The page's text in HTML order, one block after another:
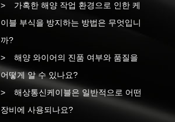
가혹한 해양 작업 환경으로 인한 케
이블 부식을 방지하는 방법은 무엇입니
까?
해양 와이어의 진품 여부와 품질을
어떻게 알 수 있나요?
해상통신케이블은 일반적으로 어떤
장비에 사용되나요?